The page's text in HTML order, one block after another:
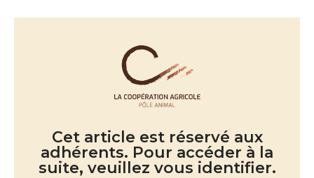
Cet article est réservé aux
adhérents. Pour accéder à la
suite, veuillez vous identifier.